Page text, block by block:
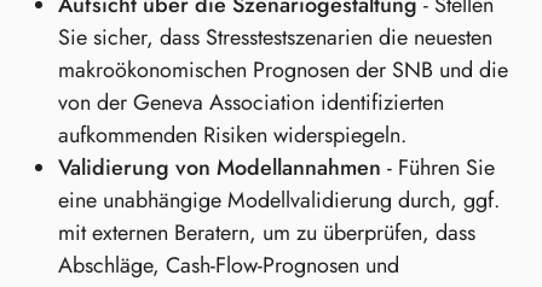
Sie sicher, dass Stresstestszenarien die neuesten
makroökonomischen Prognosen der SNB und die
von der Geneva Association identifizierten
aufkommenden Risiken widerspiegeln.
Validierung von Modellannahmen - Führen Sie
eine unabhängige Modellvalidierung durch, ggf.
mit externen Beratern, um zu überprüfen, dass
Abschläge, Cash‑Flow‑Prognosen und